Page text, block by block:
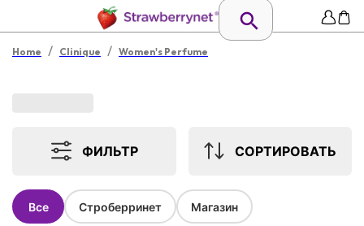
Home / Clinique / Women's Perfume
ФИЛЬТР СОРТИРОВАТЬ
Все Строберринет Магазин